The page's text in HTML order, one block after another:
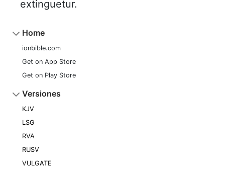
Home
ionbible.com
Get on App Store
Get on Play Store
Versiones
KJV
LSG
RVA
RUSV
VULGATE
extinguetur.